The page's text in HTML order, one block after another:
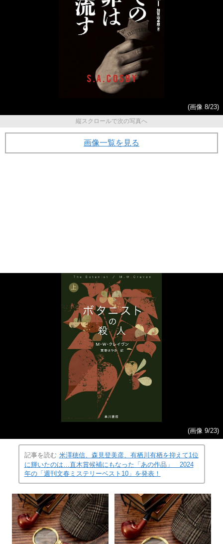
(画像 8/23)
縦スクロールで次の写真へ
画像一覧を見る
(画像 9/23)
記事を読む 米澤穂信、森見登美彦、有栖川有栖を抑えて1位
に輝いたのは…直木賞候補にもなった「あの作品」 2024
年の「週刊文春ミステリーベスト10」を発表！